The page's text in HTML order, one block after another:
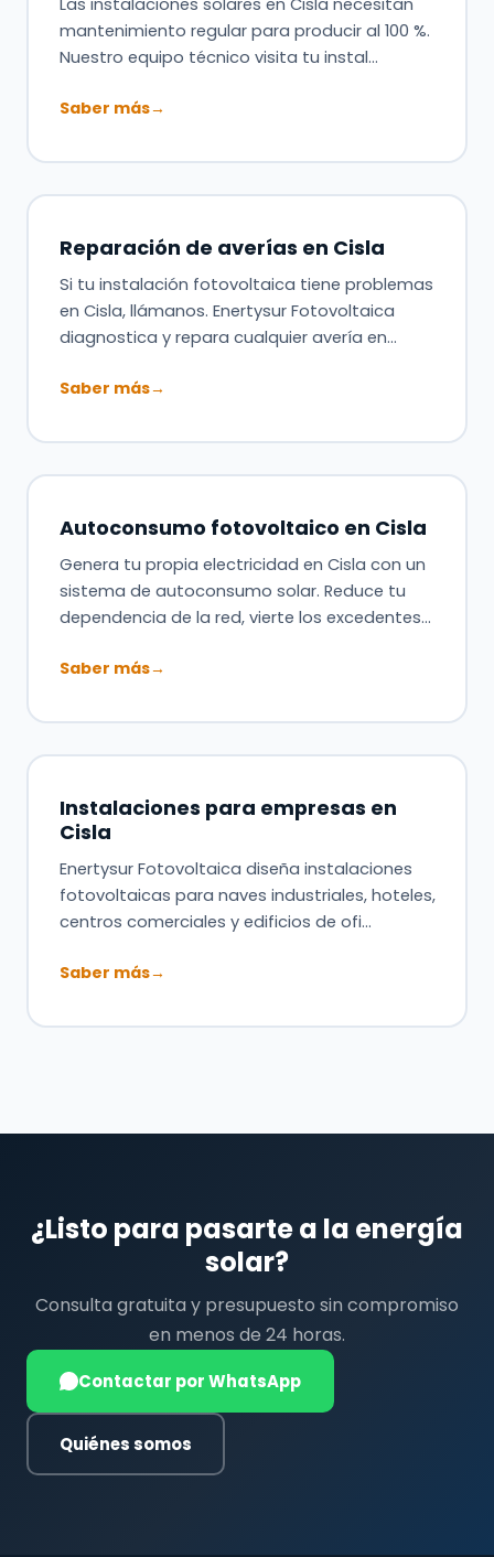
mantenimiento regular para producir al 100 %.
Nuestro equipo técnico visita tu instal…
Saber más→
Reparación de averías en Cisla
Si tu instalación fotovoltaica tiene problemas
en Cisla, llámanos. Enertysur Fotovoltaica
diagnostica y repara cualquier avería en…
Saber más→
Autoconsumo fotovoltaico en Cisla
Genera tu propia electricidad en Cisla con un
sistema de autoconsumo solar. Reduce tu
dependencia de la red, vierte los excedentes…
Saber más→
Instalaciones para empresas en
Cisla
Enertysur Fotovoltaica diseña instalaciones
fotovoltaicas para naves industriales, hoteles,
centros comerciales y edificios de ofi…
Saber más→
¿Listo para pasarte a la energía
solar?
Consulta gratuita y presupuesto sin compromiso
en menos de 24 horas.
Contactar por WhatsApp
Quiénes somos